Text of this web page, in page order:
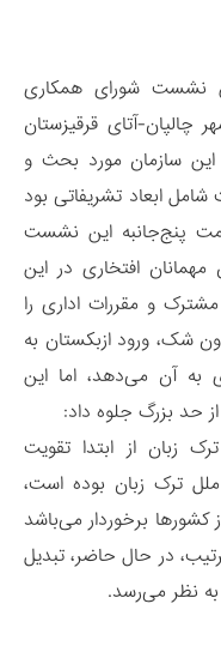
نشست شورای همکاری
در شهر چالپان-آتای قرقیزستان
این سازمان مورد بحث و
ابعاد تشریفاتی بود
پنج‌جانبه این نشست
مهمانان افتخاری در این
و مقررات اداری را
شک، ورود ازبکستان به
به آن می‌دهد، اما این
حد بزرگ جلوه داد:
زبان از ابتدا تقویت
ترک زبان بوده است،
کشورها برخوردار می‌باشد
در حال حاضر، تبدیل
نظر می‌رسد.